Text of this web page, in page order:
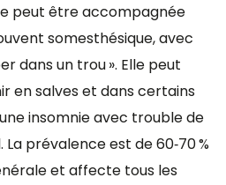
peut être accompagnée
somesthésique, avec
dans un trou ». Elle peut
en salves et dans certains
insomnie avec trouble de
La prévalence est de 60‑70 %
et affecte tous les